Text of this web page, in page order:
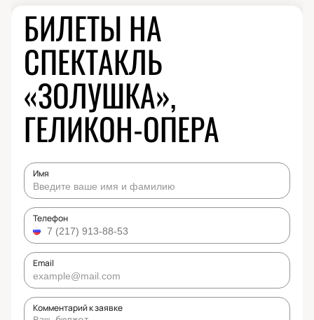
БИЛЕТЫ НА
СПЕКТАКЛЬ
«ЗОЛУШКА»,
ГЕЛИКОН-ОПЕРА
Имя
Телефон
Email
Комментарий к заявке